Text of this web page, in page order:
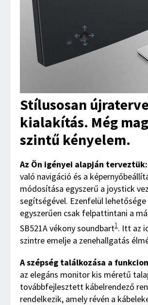
Stílusosan
kialakítás. Még
szintű kényelem.
Az Ön igényei alapján terveztük:
való navigáció és a
módosítása egyszerű a joystick
segítségével. Ezenfelül lehetősége
egyszerűen csak felpattintani a
SB521A vékony soundbart1. Itt az
szintre emelje a zenehallgatás
A szépség találkozása a
az elegáns monitor kis méretű
továbbfejlesztett kábelrendező
rendelkezik, amely révén a